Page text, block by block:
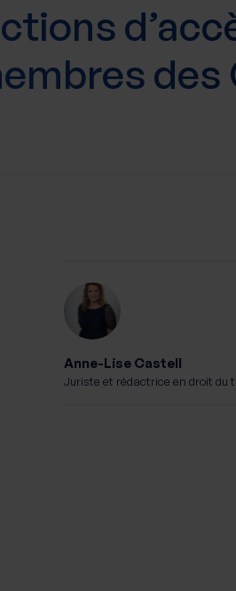
des
Anne-Lise Castell
Juriste et rédactrice en droit du